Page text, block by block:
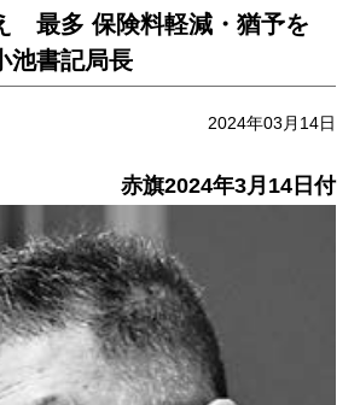
最多 保険料軽減・猶予を
池書記局長
2024年03月14日
赤旗2024年3月14日付